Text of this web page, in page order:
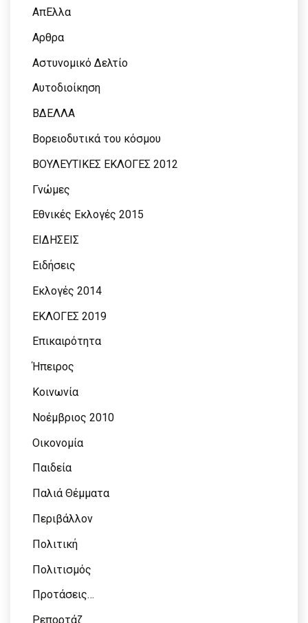
ΑπΕλλα
Αρθρα
Αστυνομικό Δελτίο
Αυτοδιοίκηση
ΒΔΕΛΛΑ
Βορειοδυτικά του κόσμου
ΒΟΥΛΕΥΤΙΚΕΣ ΕΚΛΟΓΕΣ 2012
Γνώμες
Εθνικές Εκλογές 2015
ΕΙΔΗΣΕΙΣ
Ειδήσεις
Εκλογές 2014
ΕΚΛΟΓΕΣ 2019
Επικαιρότητα
Ήπειρος
Κοινωνία
Νοέμβριος 2010
Οικονομία
Παιδεία
Παλιά Θέμματα
Περιβάλλον
Πολιτική
Πολιτισμός
Προτάσεις…
Ρεπορτάζ